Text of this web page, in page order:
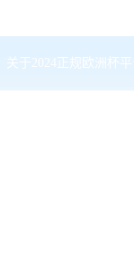
关于2024正规欧洲杯平